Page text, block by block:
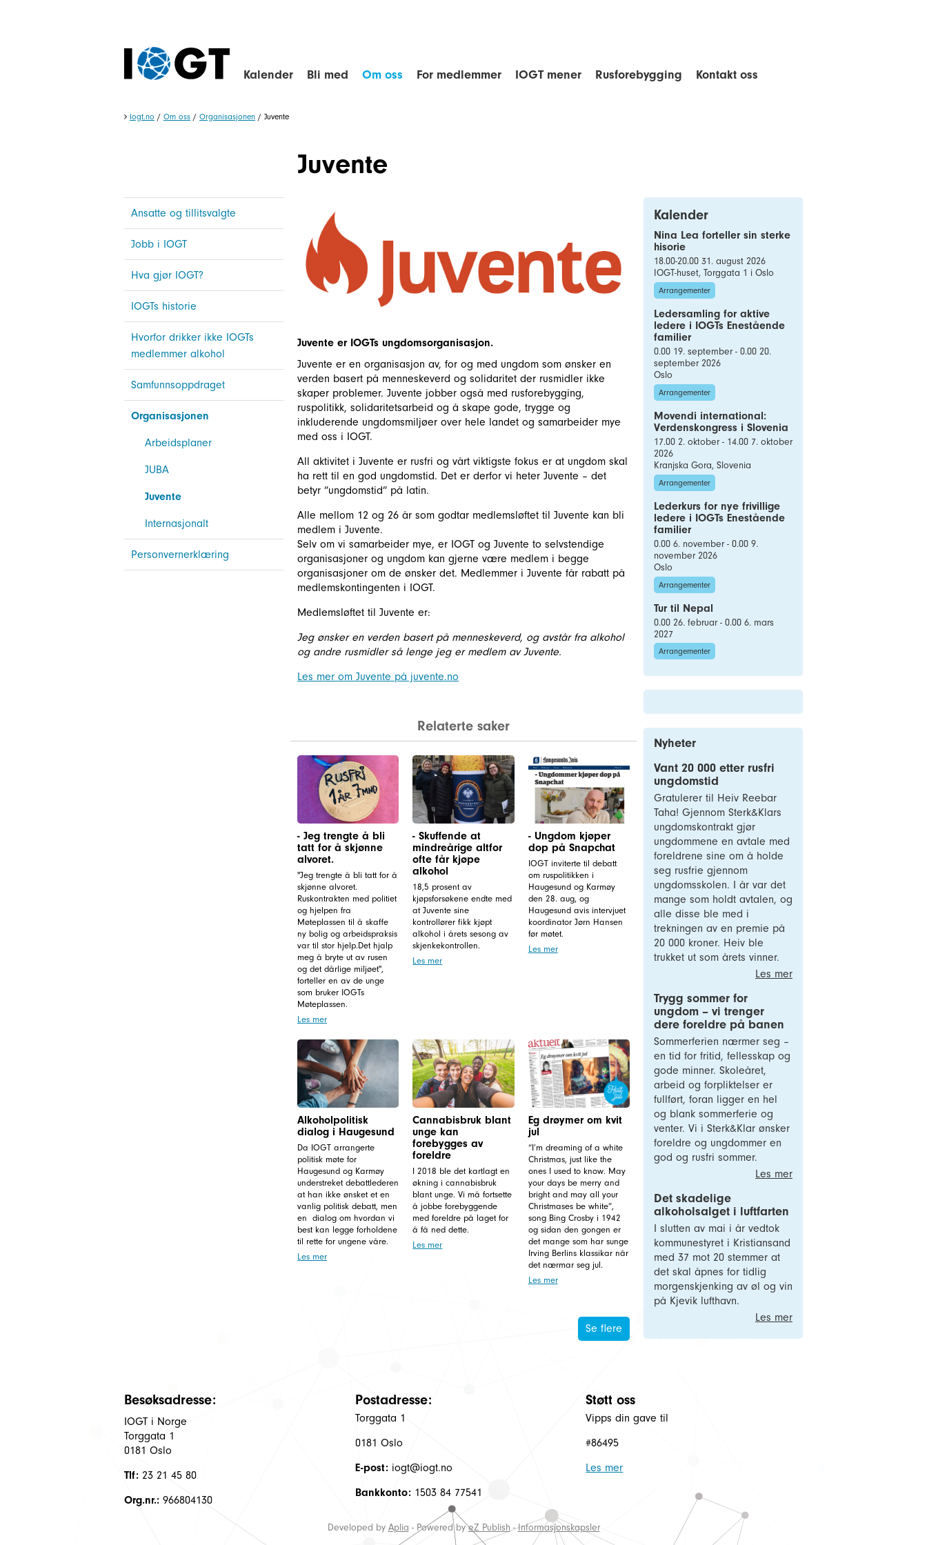
Kalender Bli med Om oss For medlemmer IOGT mener Rusforebygging Kontakt oss
Iogt.no / Om oss / Organisasjonen / Juvente
Ansatte og tillitsvalgte
Jobb i IOGT
Hva gjør IOGT?
IOGTs historie
Hvorfor drikker ikke IOGTs
medlemmer alkohol
Samfunnsoppdraget
Organisasjonen
Arbeidsplaner
JUBA
Juvente
Internasjonalt
Personvernerklæring
Juvente
Juvente er IOGTs ungdomsorganisasjon.
Juvente er en organisasjon av, for og med ungdom som ønsker en
verden basert på menneskeverd og solidaritet der rusmidler ikke
skaper problemer. Juvente jobber også med rusforebygging,
ruspolitikk, solidaritetsarbeid og å skape gode, trygge og
inkluderende ungdomsmiljøer over hele landet og samarbeider mye
med oss i IOGT.
All aktivitet i Juvente er rusfri og vårt viktigste fokus er at ungdom skal
ha rett til en god ungdomstid. Det er derfor vi heter Juvente – det
betyr ”ungdomstid” på latin.
Alle mellom 12 og 26 år som godtar medlemsløftet til Juvente kan bli
medlem i Juvente.
Selv om vi samarbeider mye, er IOGT og Juvente to selvstendige
organisasjoner og ungdom kan gjerne være medlem i begge
organisasjoner om de ønsker det. Medlemmer i Juvente får rabatt på
medlemskontingenten i IOGT.
Medlemsløftet til Juvente er:
Jeg ønsker en verden basert på menneskeverd, og avstår fra alkohol
og andre rusmidler så lenge jeg er medlem av Juvente.
Les mer om Juvente på juvente.no
Relaterte saker
- Jeg trengte å bli
tatt for å skjønne
alvoret.
"Jeg trengte å bli tatt for å
skjønne alvoret.
Ruskontrakten med politiet
og hjelpen fra
Møteplassen til å skaffe
ny bolig og arbeidspraksis
var til stor hjelp.Det hjalp
meg å bryte ut av rusen
og det dårlige miljøet",
forteller en av de unge
som bruker IOGTs
Møteplassen.
Les mer
- Skuffende at
mindreårige altfor
ofte får kjøpe
alkohol
18,5 prosent av
kjøpsforsøkene endte med
at Juvente sine
kontrollører fikk kjøpt
alkohol i årets sesong av
skjenkekontrollen.
Les mer
- Ungdom kjøper
dop på Snapchat
IOGT inviterte til debatt
om ruspolitikken i
Haugesund og Karmøy
den 28. aug, og
Haugesund avis intervjuet
koordinator Jørn Hansen
før møtet.
Les mer
Alkoholpolitisk
dialog i Haugesund
Da IOGT arrangerte
politisk møte for
Haugesund og Karmøy
understreket debattlederen
at han ikke ønsket et en
vanlig politisk debatt, men
en dialog om hvordan vi
best kan legge forholdene
til rette for ungene våre.
Les mer
Cannabisbruk blant
unge kan
forebygges av
foreldre
I 2018 ble det kartlagt en
økning i cannabisbruk
blant unge. Vi må fortsette
å jobbe forebyggende
med foreldre på laget for
å få ned dette.
Les mer
Eg drøymer om kvit
jul
“I’m dreaming of a white
Christmas, just like the
ones I used to know. May
your days be merry and
bright and may all your
Christmases be white”,
song Bing Crosby i 1942
og sidan den gongen er
det mange som har sunge
Irving Berlins klassikar når
det nærmar seg jul.
Les mer
Se flere
Kalender
Nina Lea forteller sin sterke
hisorie
18.00-20.00 31. august 2026
IOGT-huset, Torggata 1 i Oslo
Arrangementer
Ledersamling for aktive
ledere i IOGTs Enestående
familier
0.00 19. september - 0.00 20.
september 2026
Oslo
Arrangementer
Movendi international:
Verdenskongress i Slovenia
17.00 2. oktober - 14.00 7. oktober
2026
Kranjska Gora, Slovenia
Arrangementer
Lederkurs for nye frivillige
ledere i IOGTs Enestående
familier
0.00 6. november - 0.00 9.
november 2026
Oslo
Arrangementer
Tur til Nepal
0.00 26. februar - 0.00 6. mars
2027
Arrangementer
Nyheter
Vant 20 000 etter rusfri
ungdomstid
Gratulerer til Heiv Reebar
Taha! Gjennom Sterk&Klars
ungdomskontrakt gjør
ungdommene en avtale med
foreldrene sine om å holde
seg rusfrie gjennom
ungdomsskolen. I år var det
mange som holdt avtalen, og
alle disse ble med i
trekningen av en premie på
20 000 kroner. Heiv ble
trukket ut som årets vinner.
Les mer
Trygg sommer for
ungdom – vi trenger
dere foreldre på banen
Sommerferien nærmer seg –
en tid for fritid, fellesskap og
gode minner. Skoleåret,
arbeid og forpliktelser er
fullført, foran ligger en hel
og blank sommerferie og
venter. Vi i Sterk&Klar ønsker
foreldre og ungdommer en
god og rusfri sommer.
Les mer
Det skadelige
alkoholsalget i luftfarten
I slutten av mai i år vedtok
kommunestyret i Kristiansand
med 37 mot 20 stemmer at
det skal åpnes for tidlig
morgenskjenking av øl og vin
på Kjevik lufthavn.
Les mer
Besøksadresse:
IOGT i Norge
Torggata 1
0181 Oslo
Tlf: 23 21 45 80
Org.nr.: 966804130
Postadresse:
Torggata 1
0181 Oslo
E-post:iogt@iogt.no
Bankkonto:1503 84 77541
Støtt oss
Vipps din gave til
#86495
Les mer
Developed by Aplia - Powered byeZ Publish-Informasjonskapsler